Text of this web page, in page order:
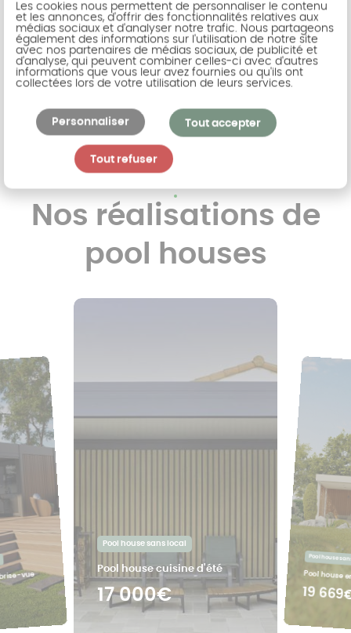
confiance à Akena pour concrétiser votre rêve.
Avec nos solutions de pool house sur-mesure, vous
pouvez créer un espace qui répond parfaitement
à vos besoins tout en ajoutant un attrait
esthétique à votre propriété.
Demander conseil à un professionnel
Nos réalisations de
pool houses
vue
17 000€
Pool house cuisine d'été
Pool house sans local
19
Pool house
Pool house
Les cookies nous permettent de personnaliser le contenu
et les annonces, d'offrir des fonctionnalités relatives aux
médias sociaux et d'analyser notre trafic. Nous partageons
également des informations sur l'utilisation de notre site
avec nos partenaires de médias sociaux, de publicité et
d'analyse, qui peuvent combiner celles-ci avec d'autres
informations que vous leur avez fournies ou qu'ils ont
collectées lors de votre utilisation de leurs services.
Tout accepter
Tout refuser
Personnaliser